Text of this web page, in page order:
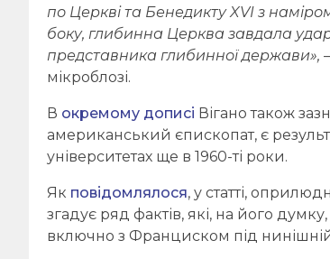
по Церкві та Бенедикту XVI з
боку, глибинна Церква завдала
представника глибинної держави»,
мікроблозі.
В окремому дописі Вігано також
американський єпископат, є
університетах ще в 1960-ті роки.
Як повідомлялося, у статті,
згадує ряд фактів, які, на його
включно з Франциском під